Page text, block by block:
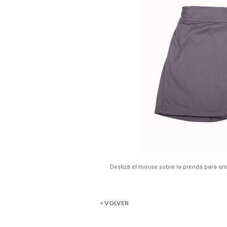
Deslizá el mouse sobre la prenda para
< VOLVER